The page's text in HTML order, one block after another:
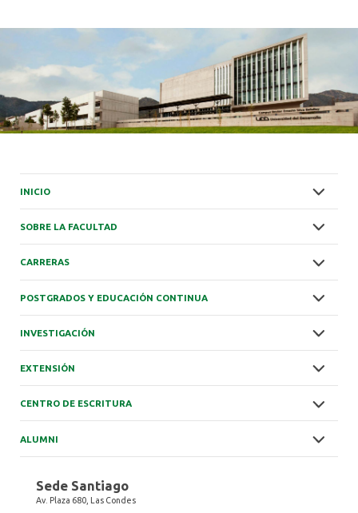
INICIO
SOBRE LA FACULTAD
CARRERAS
POSTGRADOS Y EDUCACIÓN CONTINUA
INVESTIGACIÓN
EXTENSIÓN
CENTRO DE ESCRITURA
ALUMNI
Sede Santiago
Av. Plaza 680, Las Condes